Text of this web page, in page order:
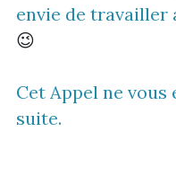
😉
Cet Appel ne vous
suite.